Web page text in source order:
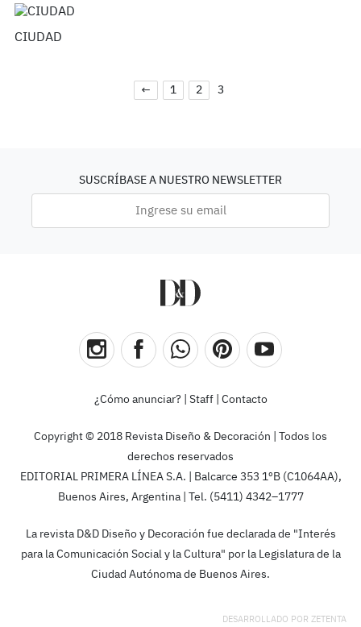
CIUDAD
← 1 2 3
SUSCRÍBASE A NUESTRO NEWSLETTER
¿Cómo anunciar? Staff| Contacto
Copyright © 2018 Revista Diseño & Decoración | Todos los
derechos reservados
EDITORIAL PRIMERA LÍNEA S.A. | Balcarce 353 1ºB (C1064AA),
Buenos Aires, Argentina | Tel. (5411) 4342–1777
La revista D&D Diseño y Decoración fue declarada de "Interés
para la Comunicación Social y la Cultura" por la Legislatura de la
Ciudad Autónoma de Buenos Aires.
DESARROLLADO POR ZETENTA